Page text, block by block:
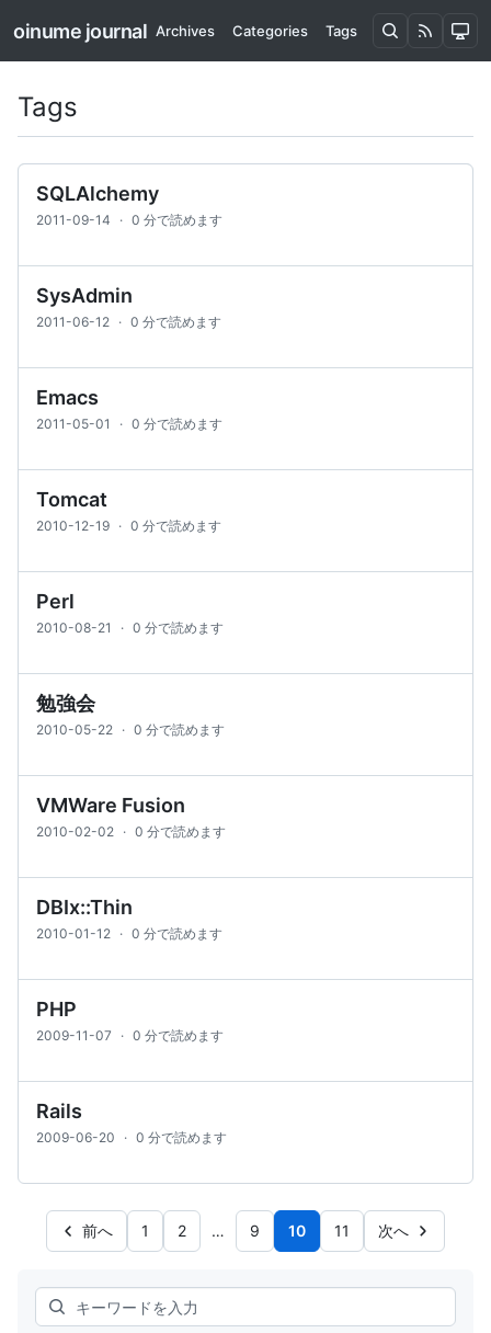
oinume journal Archives Categories Tags
Tags
SQLAlchemy
2011-09-14 · 0 分で読めます
SysAdmin
2011-06-12 · 0 分で読めます
Emacs
2011-05-01 · 0 分で読めます
Tomcat
2010-12-19 · 0 分で読めます
Perl
2010-08-21 · 0 分で読めます
勉強会
2010-05-22 · 0 分で読めます
VMWare Fusion
2010-02-02 · 0 分で読めます
DBIx::Thin
2010-01-12 · 0 分で読めます
PHP
2009-11-07 · 0 分で読めます
Rails
2009-06-20 · 0 分で読めます
前へ 1 2 … 9 10 11 次へ
Search